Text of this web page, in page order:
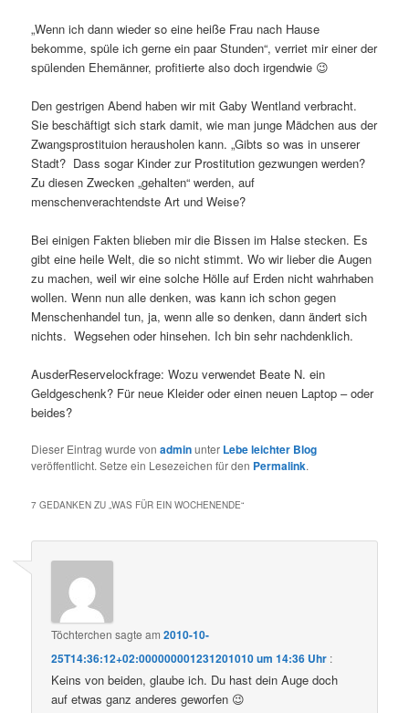
„Wenn ich dann wieder so eine heiße Frau nach Hause
bekomme, spüle ich gerne ein paar Stunden“, verriet mir einer der
spülenden Ehemänner, profitierte also doch irgendwie 😉
Den gestrigen Abend haben wir mit Gaby Wentland verbracht.
Sie beschäftigt sich stark damit, wie man junge Mädchen aus der
Zwangsprostituion herausholen kann. „Gibts so was in unserer
Stadt? Dass sogar Kinder zur Prostitution gezwungen werden?
Zu diesen Zwecken „gehalten“ werden, auf
menschenverachtendste Art und Weise?
Bei einigen Fakten blieben mir die Bissen im Halse stecken. Es
gibt eine heile Welt, die so nicht stimmt. Wo wir lieber die Augen
zu machen, weil wir eine solche Hölle auf Erden nicht wahrhaben
wollen. Wenn nun alle denken, was kann ich schon gegen
Menschenhandel tun, ja, wenn alle so denken, dann ändert sich
nichts. Wegsehen oder hinsehen. Ich bin sehr nachdenklich.
AusderReservelockfrage: Wozu verwendet Beate N. ein
Geldgeschenk? Für neue Kleider oder einen neuen Laptop – oder
beides?
Dieser Eintrag wurde vonadminunter Lebe leichter Blog
veröffentlicht. Setze ein Lesezeichen für den Permalink.
7 GEDANKEN ZU „WAS FÜR EIN WOCHENENDE“
Töchterchen sagte am2010-10-
25T14:36:12+02:000000001231201010 um 14:36 Uhr :
Keins von beiden, glaube ich. Du hast dein Auge doch
auf etwas ganz anderes geworfen 😉